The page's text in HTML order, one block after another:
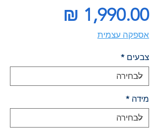
אספקה עצמית
צבעים *
מידה *